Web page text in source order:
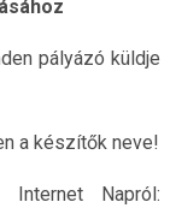
pályázó küldje
a készítők neve!
Internet Napról: